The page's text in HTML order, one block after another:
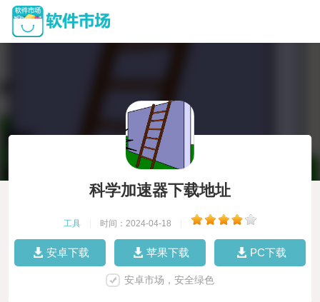
科学加速器下载地址
工具 时间：2024-04-18
安卓下载 苹果下载 PC下载
安卓市场，安全绿色